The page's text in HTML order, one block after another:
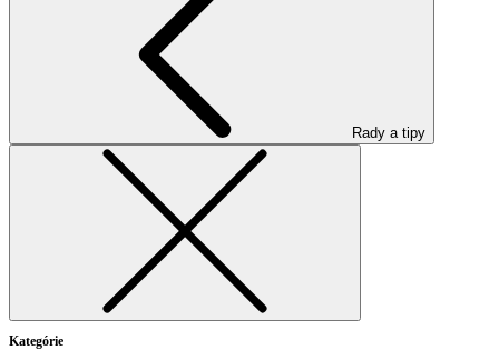
Rady a tipy
Kategórie